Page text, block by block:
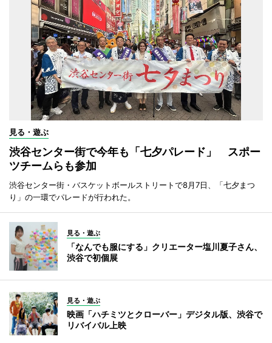
見る・遊ぶ
渋谷センター街で今年も「七夕パレード」 スポー
ツチームらも参加
渋谷センター街・バスケットボールストリートで8月7日、「七夕まつ
り」の一環でパレードが行われた。
見る・遊ぶ
「なんでも服にする」クリエーター塩川夏子さん、
渋谷で初個展
見る・遊ぶ
映画「ハチミツとクローバー」デジタル版、渋谷で
リバイバル上映